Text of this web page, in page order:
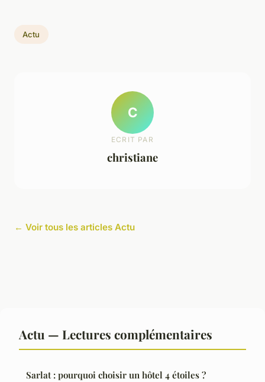
Actu
C
ECRIT PAR
christiane
← Voir tous les articles Actu
Actu — Lectures complémentaires
Sarlat : pourquoi choisir un hôtel 4 étoiles ?